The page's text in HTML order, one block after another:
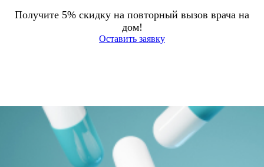
Получите 5% скидку на повторный вызов врача на
дом!
Оставить заявку